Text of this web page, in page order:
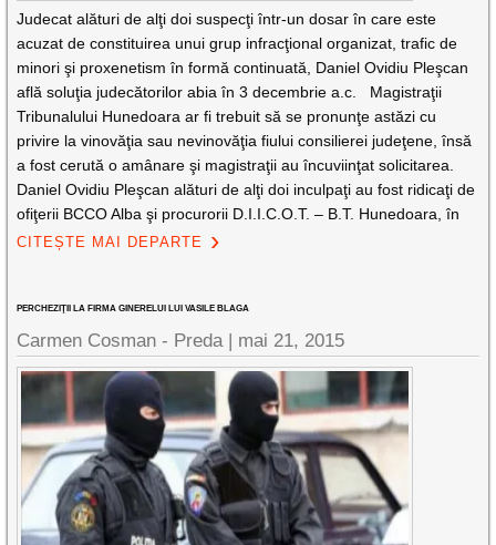
Judecat alături de alţi doi suspecţi într-un dosar în care este
acuzat de constituirea unui grup infracţional organizat, trafic de
minori şi proxenetism în formă continuată, Daniel Ovidiu Pleşcan
află soluţia judecătorilor abia în 3 decembrie a.c. Magistraţii
Tribunalului Hunedoara ar fi trebuit să se pronunţe astăzi cu
privire la vinovăţia sau nevinovăţia fiului consilierei judeţene, însă
a fost cerută o amânare şi magistraţii au încuviinţat solicitarea.
Daniel Ovidiu Pleşcan alături de alţi doi inculpaţi au fost ridicaţi de
ofiţerii BCCO Alba şi procurorii D.I.I.C.O.T. – B.T. Hunedoara, în
CITEȘTE MAI DEPARTE
PERCHEZIŢII LA FIRMA GINERELUI LUI VASILE BLAGA
Carmen Cosman - Preda | mai 21, 2015